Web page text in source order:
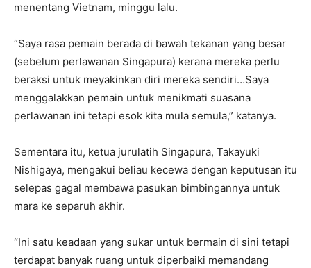
menentang Vietnam, minggu lalu.
“Saya rasa pemain berada di bawah tekanan yang besar
(sebelum perlawanan Singapura) kerana mereka perlu
beraksi untuk meyakinkan diri mereka sendiri…Saya
menggalakkan pemain untuk menikmati suasana
perlawanan ini tetapi esok kita mula semula,” katanya.
Sementara itu, ketua jurulatih Singapura, Takayuki
Nishigaya, mengakui beliau kecewa dengan keputusan itu
selepas gagal membawa pasukan bimbingannya untuk
mara ke separuh akhir.
“Ini satu keadaan yang sukar untuk bermain di sini tetapi
terdapat banyak ruang untuk diperbaiki memandang